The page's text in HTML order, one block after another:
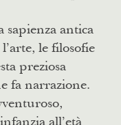
sapienza antica
le filosofie
preziosa
fa narrazione.
all’età